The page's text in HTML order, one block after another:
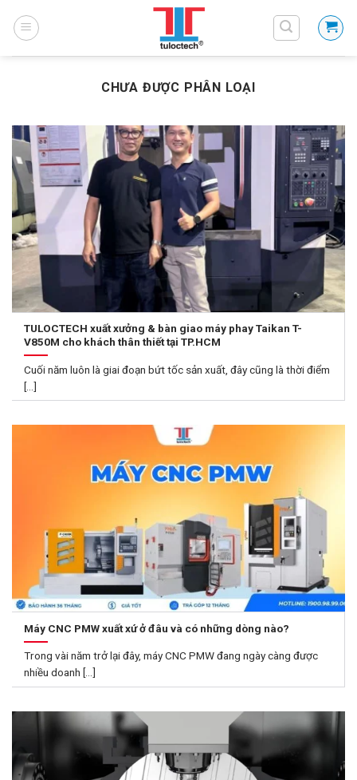
CHƯA ĐƯỢC PHÂN LOẠI
TULOCTECH xuất xưởng & bàn giao máy phay Taikan T-
V850M cho khách thân thiết tại TP.HCM
Cuối năm luôn là giai đoạn bứt tốc sản xuất, đây cũng là thời điểm
[...]
Máy CNC PMW xuất xứ ở đâu và có những dòng nào?
Trong vài năm trở lại đây, máy CNC PMW đang ngày càng được
nhiều doanh [...]